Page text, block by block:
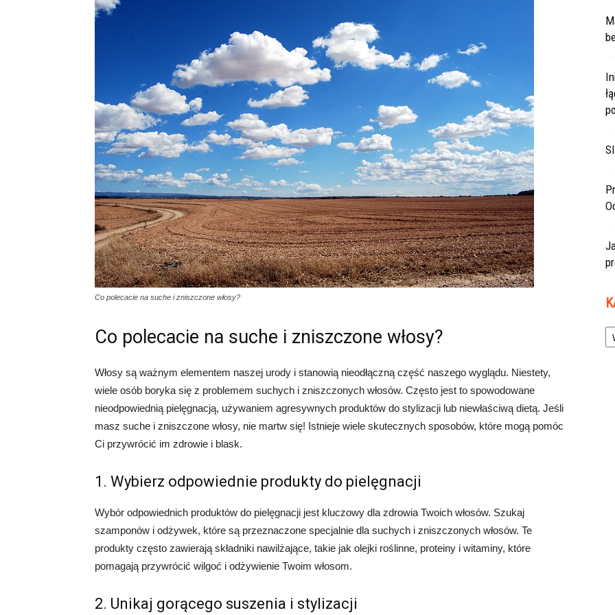
Co polecacie na suche i zniszczone włosy?
Co polecacie na suche i zniszczone włosy?
Włosy są ważnym elementem naszej urody i stanowią nieodłączną część naszego wyglądu. Niestety,
wiele osób boryka się z problemem suchych i zniszczonych włosów. Często jest to spowodowane
nieodpowiednią pielęgnacją, używaniem agresywnych produktów do stylizacji lub niewłaściwą dietą. Jeśli
masz suche i zniszczone włosy, nie martw się! Istnieje wiele skutecznych sposobów, które mogą pomóc
Ci przywrócić im zdrowie i blask.
1. Wybierz odpowiednie produkty do pielęgnacji
Wybór odpowiednich produktów do pielęgnacji jest kluczowy dla zdrowia Twoich włosów. Szukaj
szamponów i odżywek, które są przeznaczone specjalnie dla suchych i zniszczonych włosów. Te
produkty często zawierają składniki nawilżające, takie jak olejki roślinne, proteiny i witaminy, które
pomagają przywrócić wilgoć i odżywienie Twoim włosom.
2. Unikaj gorącego suszenia i stylizacji